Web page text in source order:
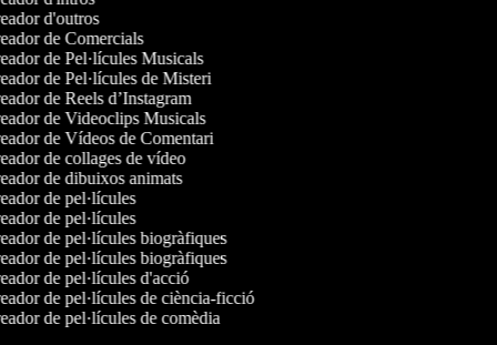
d'outros
de Comercials
de Pel·lícules Musicals
de Pel·lícules de Misteri
de Reels d’Instagram
de Videoclips Musicals
de Vídeos de Comentari
de collages de vídeo
de dibuixos animats
de pel·lícules
de pel·lícules
de pel·lícules biogràfiques
de pel·lícules biogràfiques
de pel·lícules d'acció
de pel·lícules de ciència-ficció
de pel·lícules de comèdia